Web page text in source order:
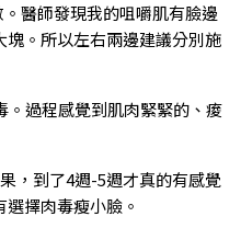
醫師發現我的咀嚼肌有臉邊
。所以左右兩邊建議分別施
。過程感覺到肌肉緊緊的、痠
，到了4週-5週才真的有感覺
擇肉毒瘦小臉。